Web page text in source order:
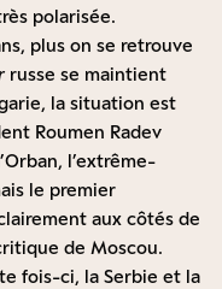
polarisée.
plus on se retrouve
russe se maintient
la situation est
Roumen Radev
l’extrême-
le premier
aux côtés de
de Moscou.
fois-ci, la Serbie et la